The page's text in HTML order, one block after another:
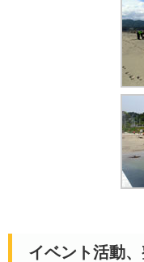
イベント活動